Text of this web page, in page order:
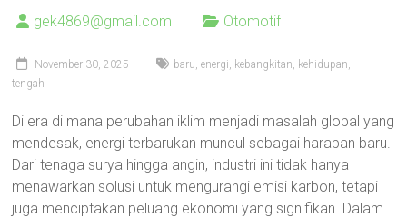
gek4869@gmail.com Otomotif
November 30, 2025 baru,energi, kebangkitan, kehidupan,
tengah
Di era di mana perubahan iklim menjadi masalah global yang
mendesak, energi terbarukan muncul sebagai harapan baru.
Dari tenaga surya hingga angin, industri ini tidak hanya
menawarkan solusi untuk mengurangi emisi karbon, tetapi
juga menciptakan peluang ekonomi yang signifikan. Dalam